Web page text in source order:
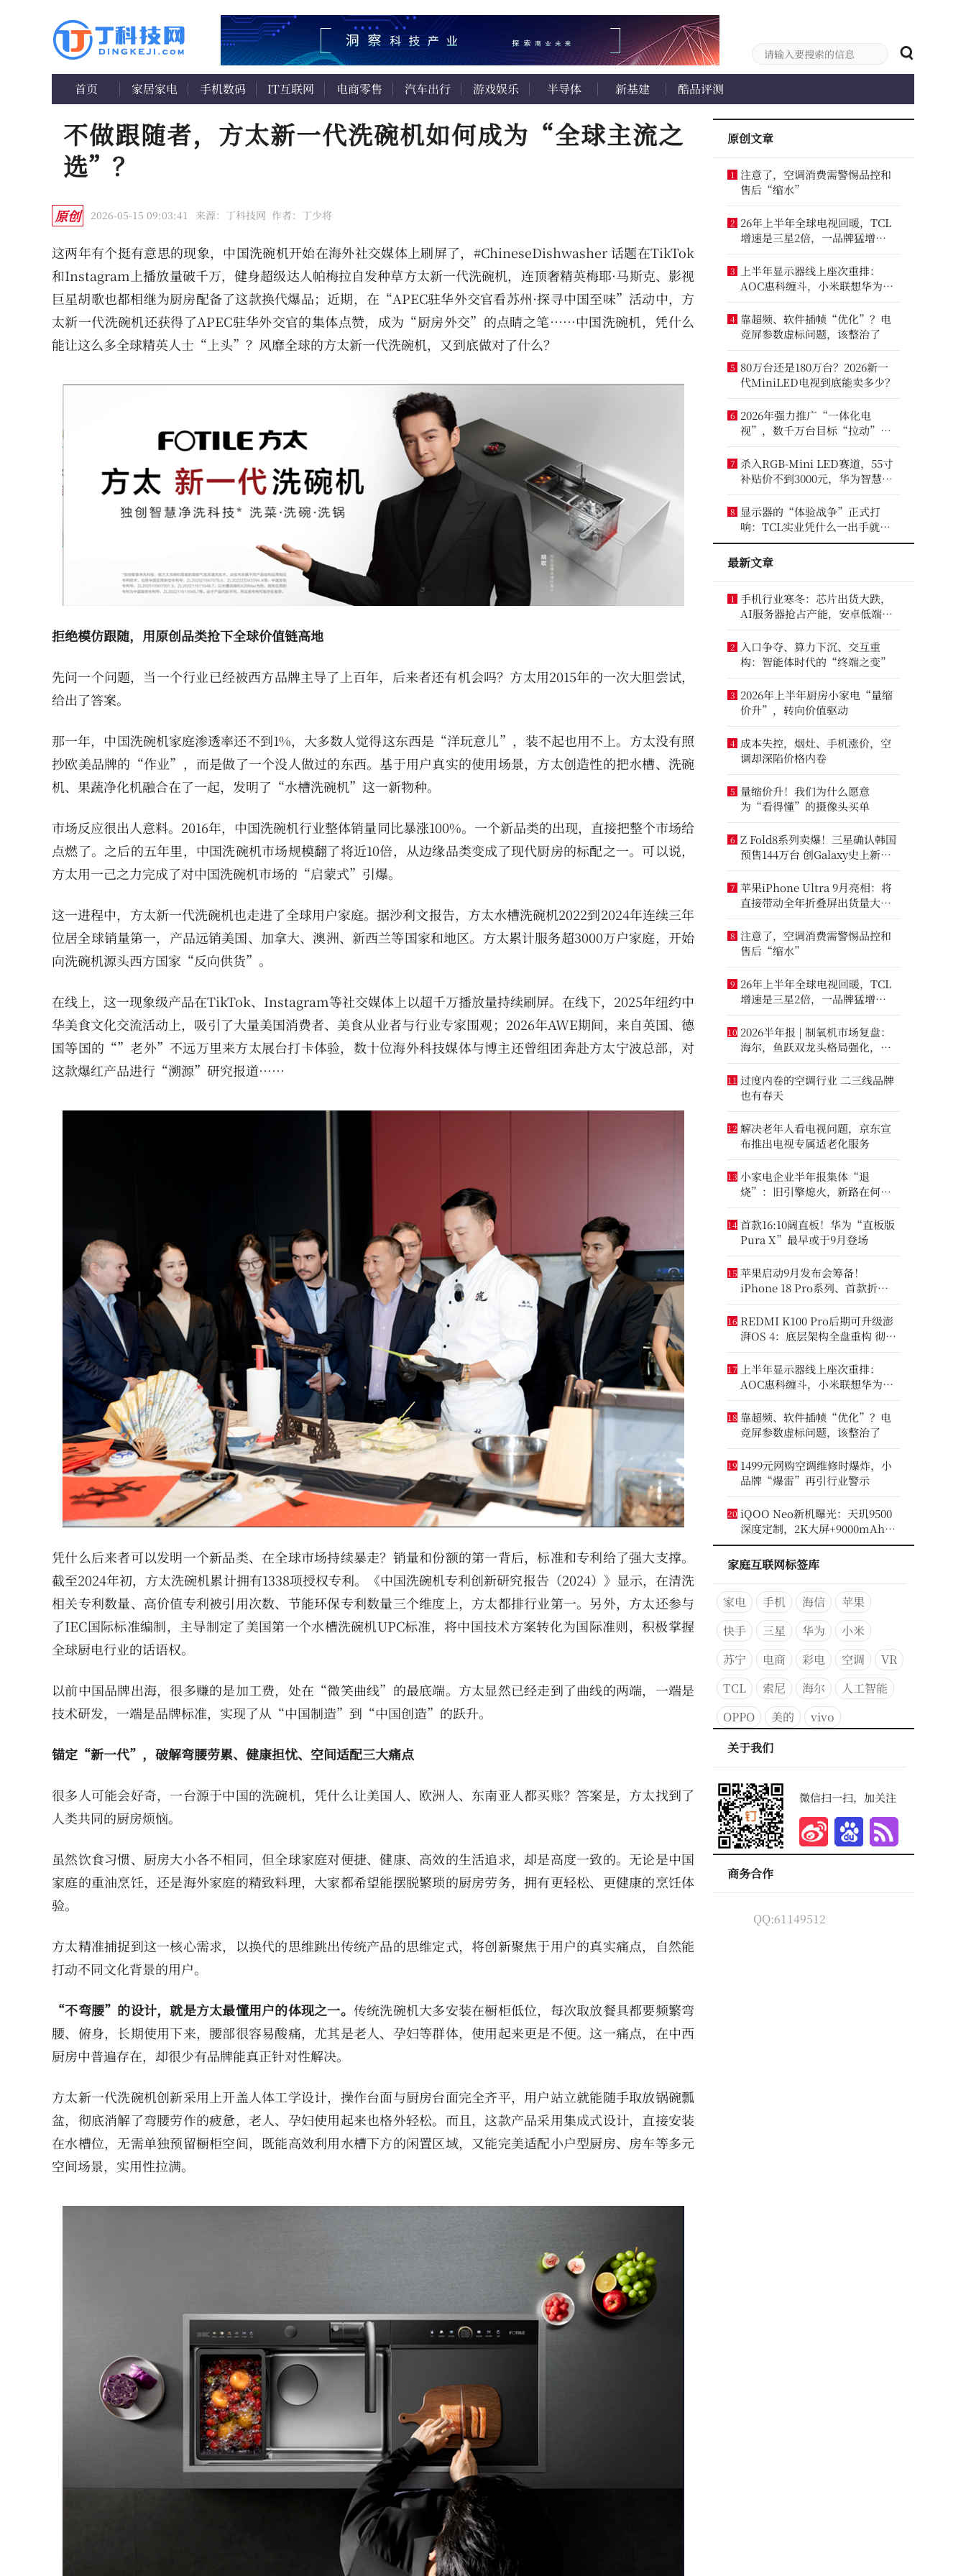
首页 家居家电 手机数码 IT互联网 电商零售 汽车出行 游戏娱乐 半导体 新基建 酷品评测
不做跟随者，方太新一代洗碗机如何成为“全球主流之
选”？
原创 2026-05-15 09:03:41 来源：丁科技网 作者：丁少将
这两年有个挺有意思的现象，中国洗碗机开始在海外社交媒体上刷屏了，#ChineseDishwasher 话题在TikTok
和Instagram上播放量破千万，健身超级达人帕梅拉自发种草方太新一代洗碗机，连顶奢精英梅耶·马斯克、影视
巨星胡歌也都相继为厨房配备了这款换代爆品；近期，在“APEC驻华外交官看苏州·探寻中国至味”活动中，方
太新一代洗碗机还获得了APEC驻华外交官的集体点赞，成为“厨房外交”的点睛之笔……中国洗碗机，凭什么
能让这么多全球精英人士“上头”？风靡全球的方太新一代洗碗机，又到底做对了什么？
拒绝模仿跟随，用原创品类抢下全球价值链高地
先问一个问题，当一个行业已经被西方品牌主导了上百年，后来者还有机会吗？方太用2015年的一次大胆尝试，
给出了答案。
那一年，中国洗碗机家庭渗透率还不到1%，大多数人觉得这东西是“洋玩意儿”，装不起也用不上。方太没有照
抄欧美品牌的“作业”，而是做了一个没人做过的东西。基于用户真实的使用场景，方太创造性的把水槽、洗碗
机、果蔬净化机融合在了一起，发明了“水槽洗碗机”这一新物种。
市场反应很出人意料。2016年，中国洗碗机行业整体销量同比暴涨100%。一个新品类的出现，直接把整个市场给
点燃了。之后的五年里，中国洗碗机市场规模翻了将近10倍，从边缘品类变成了现代厨房的标配之一。可以说，
方太用一己之力完成了对中国洗碗机市场的“启蒙式”引爆。
这一进程中，方太新一代洗碗机也走进了全球用户家庭。据沙利文报告，方太水槽洗碗机2022到2024年连续三年
位居全球销量第一，产品远销美国、加拿大、澳洲、新西兰等国家和地区。方太累计服务超3000万户家庭，开始
向洗碗机源头西方国家“反向供货”。
在线上，这一现象级产品在TikTok、Instagram等社交媒体上以超千万播放量持续刷屏。在线下，2025年纽约中
华美食文化交流活动上，吸引了大量美国消费者、美食从业者与行业专家围观；2026年AWE期间，来自英国、德
国等国的“”老外”不远万里来方太展台打卡体验，数十位海外科技媒体与博主还曾组团奔赴方太宁波总部，对
这款爆红产品进行“溯源”研究报道……
凭什么后来者可以发明一个新品类、在全球市场持续暴走？销量和份额的第一背后，标准和专利给了强大支撑。
截至2024年初，方太洗碗机累计拥有1338项授权专利。《中国洗碗机专利创新研究报告（2024）》显示，在清洗
相关专利数量、高价值专利被引用次数、节能环保专利数量三个维度上，方太都排行业第一。另外，方太还参与
了IEC国际标准编制，主导制定了美国第一个水槽洗碗机UPC标准，将中国技术方案转化为国际准则，积极掌握
全球厨电行业的话语权。
以前中国品牌出海，很多赚的是加工费，处在“微笑曲线”的最底端。方太显然已经走到了曲线的两端，一端是
技术研发，一端是品牌标准，实现了从“中国制造”到“中国创造”的跃升。
锚定“新一代”，破解弯腰劳累、健康担忧、空间适配三大痛点
很多人可能会好奇，一台源于中国的洗碗机，凭什么让美国人、欧洲人、东南亚人都买账？答案是，方太找到了
人类共同的厨房烦恼。
虽然饮食习惯、厨房大小各不相同，但全球家庭对便捷、健康、高效的生活追求，却是高度一致的。无论是中国
家庭的重油烹饪，还是海外家庭的精致料理，大家都希望能摆脱繁琐的厨房劳务，拥有更轻松、更健康的烹饪体
验。
方太精准捕捉到这一核心需求，以换代的思维跳出传统产品的思维定式，将创新聚焦于用户的真实痛点，自然能
打动不同文化背景的用户。
“不弯腰”的设计，就是方太最懂用户的体现之一。 传统洗碗机大多安装在橱柜低位，每次取放餐具都要频繁弯
腰、俯身，长期使用下来，腰部很容易酸痛，尤其是老人、孕妇等群体，使用起来更是不便。这一痛点，在中西
厨房中普遍存在，却很少有品牌能真正针对性解决。
方太新一代洗碗机创新采用上开盖人体工学设计，操作台面与厨房台面完全齐平，用户站立就能随手取放锅碗瓢
盆，彻底消解了弯腰劳作的疲惫，老人、孕妇使用起来也格外轻松。而且，这款产品采用集成式设计，直接安装
在水槽位，无需单独预留橱柜空间，既能高效利用水槽下方的闲置区域，又能完美适配小户型厨房、房车等多元
空间场景，实用性拉满。
原创文章
1 注意了，空调消费需警惕品控和
售后“缩水”
2 26年上半年全球电视回暖，TCL
增速是三星2倍，一品牌猛增
14.8%
3
上半年显示器线上座次重排：
AOC惠科缠斗，小米联想华为进
前八
4 靠超频、软件插帧“优化”？电
竞屏参数虚标问题，该整治了
5 80万台还是180万台？2026新一
代MiniLED电视到底能卖多少？
6 2026年强力推广“一体化电
视”，数千万台目标“拉动”彩
电业？
7 杀入RGB-Mini LED赛道，55寸
补贴价不到3000元，华为智慧屏
要“走量”？
8 显示器的“体验战争”正式打
响：TCL实业凭什么一出手就定
义了三条赛道？
最新文章
1 手机行业寒冬：芯片出货大跌，
AI服务器抢占产能，安卓低端压
力最大
2
入口争夺、算力下沉、交互重
构：智能体时代的“终端之变”
3 2026年上半年厨房小家电“量缩
价升”，转向价值驱动
4 成本失控，烟灶、手机涨价，空
调却深陷价格内卷
5 量缩价升！我们为什么愿意
为“看得懂”的摄像头买单
6 Z Fold8系列卖爆！三星确认韩国
预售144万台 创Galaxy史上新纪
录
7 苹果iPhone Ultra 9月亮相：将
直接带动全年折叠屏出货量大涨
20%
8 注意了，空调消费需警惕品控和
售后“缩水”
9 26年上半年全球电视回暖，TCL
增速是三星2倍，一品牌猛增
14.8%
10 2026半年报 | 制氧机市场复盘：
海尔，鱼跃双龙头格局强化，大
升数制氧市场进一步打开
11 过度内卷的空调行业 二三线品牌
也有春天
12 解决老年人看电视问题，京东宣
布推出电视专属适老化服务
13 小家电企业半年报集体“退
烧”：旧引擎熄火，新路在何
方？
14 首款16:10阔直板！华为“直板版
Pura X”最早或于9月登场
15 苹果启动9月发布会筹备！
iPhone 18 Pro系列、首款折叠
iPhone将亮相
16 REDMI K100 Pro后期可升级澎
湃OS 4：底层架构全盘重构 彻底
剥离MIUI遗留代码
17
上半年显示器线上座次重排：
AOC惠科缠斗，小米联想华为进
前八
18 靠超频、软件插帧“优化”？电
竞屏参数虚标问题，该整治了
19 1499元网购空调维修时爆炸，小
品牌“爆雷”再引行业警示
20 iQOO Neo新机曝光：天玑9500
深度定制，2K大屏+9000mAh大
电池
家庭互联网标签库
家电 手机 海信
苹果
快手
三星 华为
小米
苏宁
电商 彩电 空调
VR
TCL
索尼 海尔
人工智能
OPPO
美的
vivo
关于我们
微信扫一扫，加关注
商务合作
QQ:61149512